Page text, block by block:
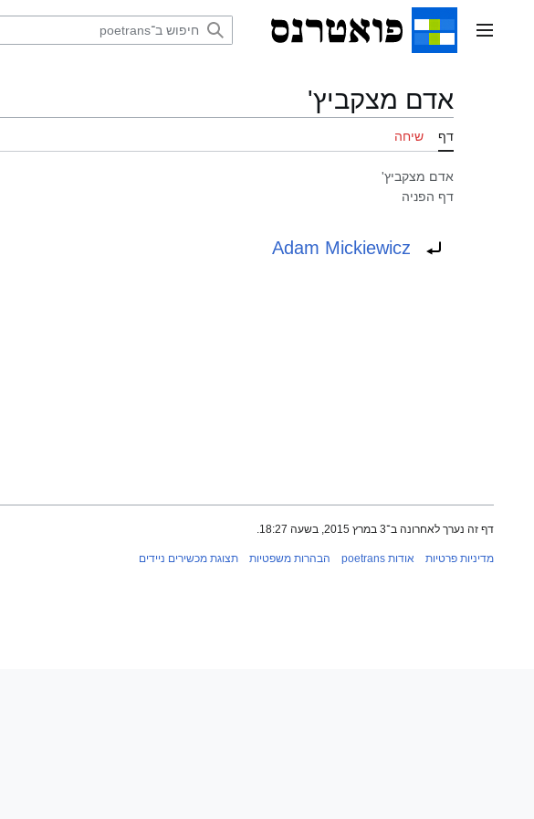
תפריט ראשי
אדם מצקביץ'
דף שיחה
אדם מצקביץ'
דף הפניה
Adam Mickiewicz
דף זה נערך לאחרונה ב־3 במרץ 2015, בשעה 18:27.
מדיניות פרטיות אודות poetrans הבהרות משפטיות תצוגת מכשירים ניידים